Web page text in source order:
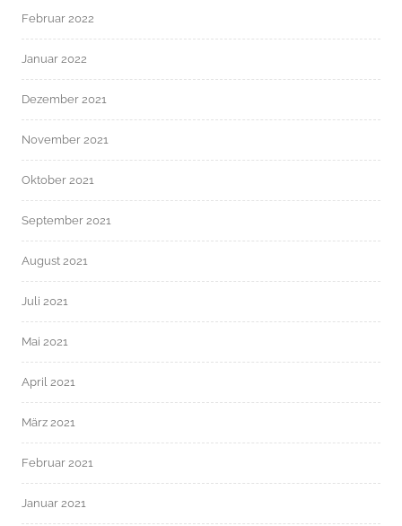
Februar 2022
Januar 2022
Dezember 2021
November 2021
Oktober 2021
September 2021
August 2021
Juli 2021
Mai 2021
April 2021
März 2021
Februar 2021
Januar 2021